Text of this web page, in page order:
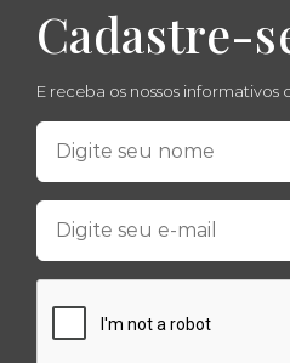
Cadastre-
E receba os nossos informativos